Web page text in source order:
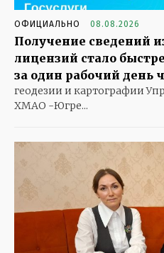
ОФИЦИАЛЬНО 08.08.2026
Получение сведений
лицензий стало
за один рабочий день
геодезии и картографии
ХМАО -Югре...